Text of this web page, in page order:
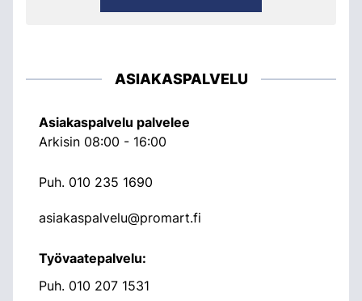
ASIAKASPALVELU
Asiakaspalvelu palvelee
Arkisin 08:00 - 16:00
Puh. 010 235 1690
asiakaspalvelu@promart.fi
Työvaatepalvelu:
Puh. 010 207 1531